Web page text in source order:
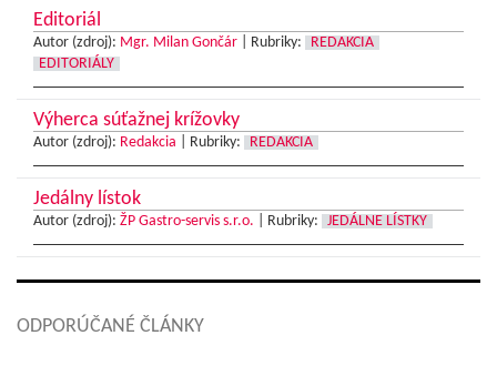
Editoriál
Autor (zdroj): Mgr. Milan Gončár Rubriky:
REDAKCIA
EDITORIÁLY
Výherca súťažnej krížovky
Autor (zdroj): Redakcia Rubriky: REDAKCIA
Jedálny lístok
Autor (zdroj): ŽP Gastro-servis s.r.o. Rubriky: JEDÁLNE LÍSTKY
ODPORÚČANÉ ČLÁNKY